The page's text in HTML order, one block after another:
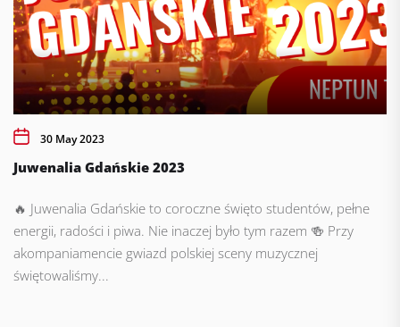
30 May 2023
Juwenalia Gdańskie 2023
🔥 Juwenalia Gdańskie to coroczne święto studentów, pełne
energii, radości i piwa. Nie inaczej było tym razem 🍻 Przy
akompaniamencie gwiazd polskiej sceny muzycznej
świętowaliśmy...